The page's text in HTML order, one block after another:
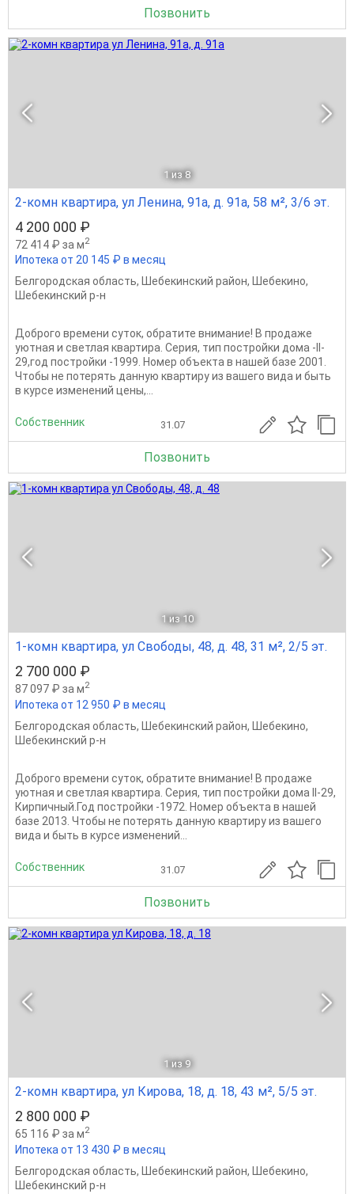
Позвонить
1 из 8
2-комн квартира, ул Ленина, 91а, д. 91а, 58 м², 3/6 эт.
4 200 000 ₽
72 414 ₽ за м2
Ипотека от 20 145 ₽ в месяц
Белгородская область, Шебекинский район, Шебекино,
Шебекинский р-н
Доброго времени суток, обратите внимание! В продаже
уютная и светлая квартира. Серия, тип постройки дома -II-
29,год постройки -1999. Номер объекта в нашей базе 2001.
Чтобы не потерять данную квартиру из вашего вида и быть
в курсе изменений цены,...
Собственник 31.07
Позвонить
1 из 10
1-комн квартира, ул Свободы, 48, д. 48, 31 м², 2/5 эт.
2 700 000 ₽
87 097 ₽ за м2
Ипотека от 12 950 ₽ в месяц
Белгородская область, Шебекинский район, Шебекино,
Шебекинский р-н
Доброго времени суток, обратите внимание! В продаже
уютная и светлая квартира. Серия, тип постройки дома II-29,
Кирпичный.Год постройки -1972. Номер объекта в нашей
базе 2013. Чтобы не потерять данную квартиру из вашего
вида и быть в курсе изменений...
Собственник 31.07
Позвонить
1 из 9
2-комн квартира, ул Кирова, 18, д. 18, 43 м², 5/5 эт.
2 800 000 ₽
65 116 ₽ за м2
Ипотека от 13 430 ₽ в месяц
Белгородская область, Шебекинский район, Шебекино,
Шебекинский р-н